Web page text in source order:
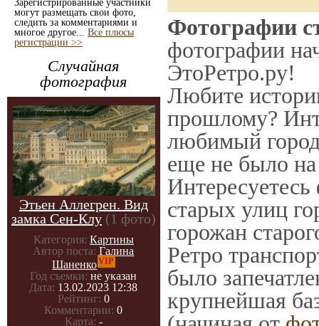
Зарегистрированные участники
могут размещать свои фото,
следить за комментариями и
многое другое... Все плюсы
регистрации >>
Случайная
фотография
Этьен Аллегрен. Вид
замка Сен-Клу (1 фото)
Категория: Картины
Автор поста: Галина
ШаненкоVIP
Год съемки: не указан
Дата: 13.02.2023 12:38
Рейтинг: 0
Комментарии: 0
Карта: -
Фотографии
фотографии
ЭтоРетро.ру!
Любите
прошлому?
любимый
еще не было на
Интересуетесь
старых улиц
горожан
Ретро
было
крупнейшая